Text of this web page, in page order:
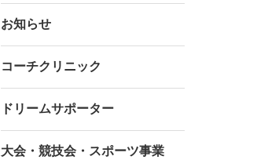
お知らせ
コーチクリニック
ドリームサポーター
大会・競技会・スポーツ事業